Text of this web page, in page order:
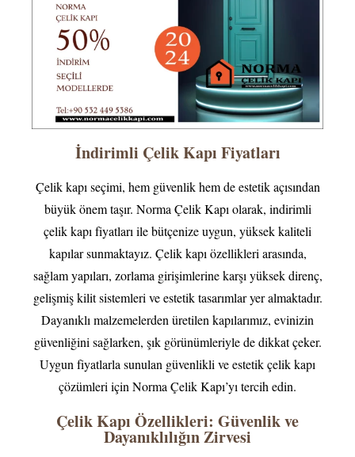
İndirimli Çelik Kapı Fiyatları
Çelik kapı seçimi, hem güvenlik hem de estetik açısından
büyük önem taşır. Norma Çelik Kapı olarak, indirimli
çelik kapı fiyatları ile bütçenize uygun, yüksek kaliteli
kapılar sunmaktayız. Çelik kapı özellikleri arasında,
sağlam yapıları, zorlama girişimlerine karşı yüksek direnç,
gelişmiş kilit sistemleri ve estetik tasarımlar yer almaktadır.
Dayanıklı malzemelerden üretilen kapılarımız, evinizin
güvenliğini sağlarken, şık görünümleriyle de dikkat çeker.
Uygun fiyatlarla sunulan güvenlikli ve estetik çelik kapı
çözümleri için Norma Çelik Kapı’yı tercih edin.
Çelik Kapı Özellikleri: Güvenlik ve
Dayanıklılığın Zirvesi